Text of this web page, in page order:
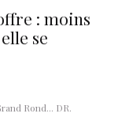
: moins
se
Rond… DR.